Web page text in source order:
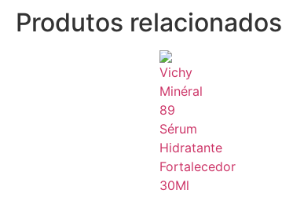
Produtos relacionados